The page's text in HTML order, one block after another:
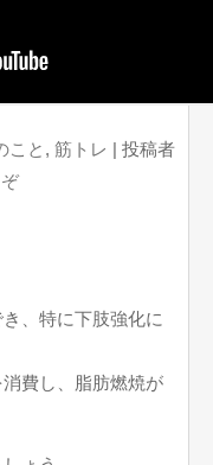
こと , 筋トレ | 投稿者
、特に下肢強化に
費し、脂肪燃焼が